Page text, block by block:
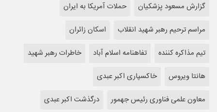
گزارش مسعود پزشکیان
درگذشت اکبر عبدی
خاکسپاری اکبر عبدی
حملات آمریکا به ایران
مراسم ترحیم رهبر شهید انقلاب اسکان زائران
تیم مذاکره کننده تفاهنامه اسلام آباد
معاون علمی فناوری رئیس جهمور
خاطرات رهبر شهید
هانتا ویروس